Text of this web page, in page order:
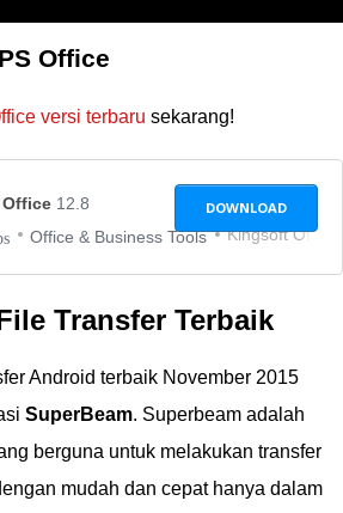
Office
versi terbaru sekarang!
Office 12.8
Office & Business Tools Kingsoft
DOWNLOAD
Transfer Terbaik
Android terbaik November 2015
SuperBeam. Superbeam adalah
berguna untuk melakukan transfer
mudah dan cepat hanya dalam